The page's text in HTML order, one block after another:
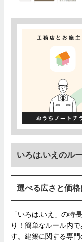
いろは.いえのル
選べる広さと価格
「いろは.いえ」の特
り！簡単なルール内
す。建築に関する専